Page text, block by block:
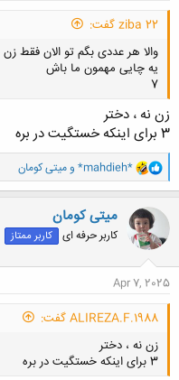
ziba 22 گفت:
والا هر عددی بگم تو الان فقط
یه چایی مهمون ما باش
7
کلیک
زن نه ، دختر
3 برای اینکه خستگیت در بره
و
ا
ک
ن
ش
ه
:
*mahdieh* ومیتی کومان
میتی کومان
کاربر حرفه ای کاربر ممتاز
Apr 7, 2025
ALIREZA.F.1988 گفت:
زن نه ، دختر
3 برای اینکه خستگیت در بره